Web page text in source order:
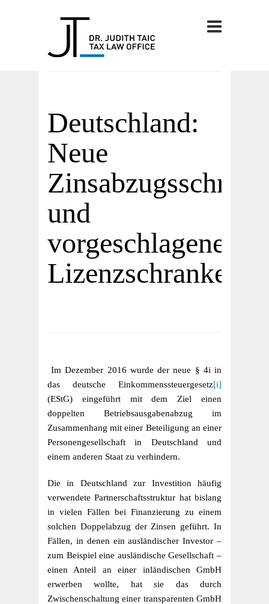
Deutschland:
Neue
und
vorgeschlagene
Lizenzschranke
Im Dezember 2016 wurde der neue § 4i in
das deutsche Einkommenssteuergesetz[i]
(EStG) eingeführt mit dem Ziel einen
doppelten Betriebsausgabenabzug im
Zusammenhang mit einer Beteiligung an einer
Personengesellschaft in Deutschland und
einem anderen Staat zu verhindern.
Die in Deutschland zur Investition häufig
verwendete Partnerschaftsstruktur hat bislang
in vielen Fällen bei Finanzierung zu einem
solchen Doppelabzug der Zinsen geführt. In
Fällen, in denen ein ausländischer Investor –
zum Beispiel eine ausländische Gesellschaft –
einen Anteil an einer inländischen GmbH
erwerben wollte, hat sie das durch
Zwischenschaltung einer transparenten GmbH